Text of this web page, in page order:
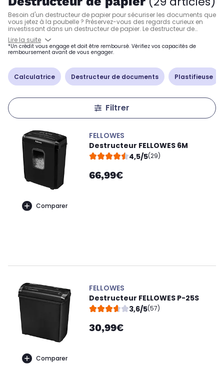
Besoin d'un destructeur de papier pour sécuriser les documents que
vous jetez à la poubelle ? Préservez-vous des regards curieux en
investissant dans un destructeur de papier. Le destructeur de
document permet de broyer de 7 à 32 litres de papier et même des
feuilles A3 en fonction des modèles. Choisir un broyeur papier, c'est
bénéficier d'un niveau de sécurité optimal en matière de données
sensibles.
Lire la suite
*Un crédit vous engage et doit être remboursé. Vérifiez vos capacités de
remboursement avant de vous engager.
Calculatrice Destructeur de documents Plastifieuse
Filtrer
Comparer
FELLOWES
Destructeur FELLOWES 6M
4,5/5(29)
66,99€
Comparer
FELLOWES
Destructeur FELLOWES P-25S
3,6/5(57)
30,99€